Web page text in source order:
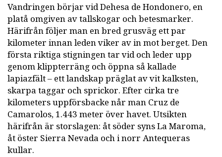
Vandringen börjar vid Dehesa de Hondonero, en
platå omgiven av tallskogar och betesmarker.
Härifrån följer man en bred grusväg ett par
kilometer innan leden viker av in mot berget. Den
första riktiga stigningen tar vid och leder upp
genom klippterräng och öppna så kallade
lapiazfält – ett landskap präglat av vit kalksten,
skarpa taggar och sprickor. Efter cirka tre
kilometers uppförsbacke når man Cruz de
Camarolos, 1.443 meter över havet. Utsikten
härifrån är storslagen: åt söder syns La Maroma,
åt öster Sierra Nevada och i norr Antequeras
kullar.